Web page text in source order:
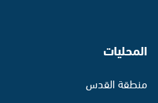
المحليات
منطقة القدس